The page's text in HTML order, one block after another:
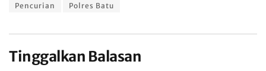
Pencurian Polres Batu
Tinggalkan Balasan